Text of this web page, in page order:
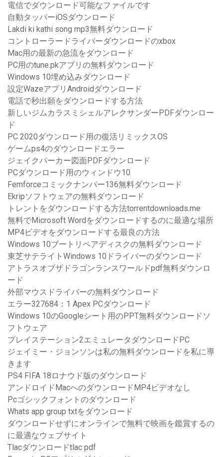
電信でダウンロード可能なファイルです
自動タッパーiOSダウンロード
Lakdi ki kathi song mp3無料ダウンロード
コントローラードライバーダウンロードのxbox
Mac用の最新の急流をダウンロード
PC用のtune.pkアプリの無料ダウンロード
Windows 10埋め込みダウンロード
設定WazeアプリAndroidダウンロード
電話で秒出願をダウンロードする方法
新しいジムカラスミシェルアレクサンダーPDFダウンロー
ド
PC 2020ダウンロード用の復活リミックスOS
ゲームps4のダウンロードエラー
ジェイクパーカー図面PDFダウンロード
PCダウンロード用のウィンドウ10
Femforceコミックナンバー136無料ダウンロード
Ekripソフトウェアの無料ダウンロード
トレントをダウンロードする方法torrentdownloads.me
無料でMicrosoft Wordをダウンロードするのに最適な場所
MP4ビデオをダウンロードする最良の方法
Windows 10ブートリペアディスクの無料ダウンロード
東芝サテライトWindows 10ドライバーのダウンロード
アトラスオブザドラゴンランスワールドpdf無料ダウンロ
ード
外部マウスドライバーの無料ダウンロード
エラー327684：1 Apex PCダウンロード
Windows 10のGoogleシート用のPPT無料ダウンロードソ
フトウェア
プレイステーション2エミュレータダウンロードPC
ジェイミー・ジョンソンは私の無料ダウンロードを私に導
きます
PS4 FIFA 18ロナウド版のダウンロード
アンドロイドMacへのダウンロードMP4ビデオなし
Pcゴシックフォントのダウンロード
Whats app group txtをダウンロード
ダウンロードせずにオンラインで無料で映画を鑑賞するの
に最適なウェブサイト
Tlacダウンロードtlac pdf